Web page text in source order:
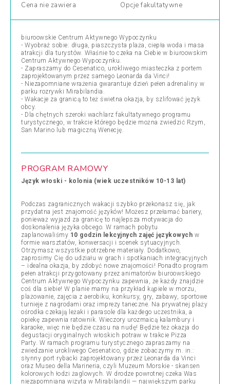
Cena nie zawiera Opcje fakultatywne
biuroowskie Centrum Aktywnego Wypoczynku
- Wyobraź sobie: długa, piaszczysta plaża, ciepła woda i masa
atrakcji dla turystów. Właśnie to czeka na Ciebie w biuroowskim
Centrum Aktywnego Wypoczynku.
- Zapraszamy do Cesenatico, urokliwego miasteczka z portem
zaprojektowanym przez samego Leonarda da Vinci!
- Niezapomniane wrażenia gwarantuje dzień pełen adrenaliny w
parku rozrywki Mirabilandia.
- Wakacje za granicą to też świetna okazja, by szlifować język
obcy.
- Dla chętnych szeroki wachlarz fakultatywnego programu
turystycznego, w trakcie którego będzie można zwiedzić Rzym,
San Marino lub magiczną Wenecję.
PROGRAM RAMOWY
Język włoski - kolonia (wiek uczestników 10-13 lat)
Podczas zagranicznych wakacji szybko przekonasz się, jak
przydatna jest znajomość języków! Możesz przełamać bariery,
ponieważ wyjazd za granicę to najlepsza motywacja do
doskonalenia języka obcego. W ramach pobytu
zaplanowaliśmy 10 godzin lekcyjnych zajęć językowych w
formie warsztatów, konwersacji i scenek sytuacyjnych.
Otrzymasz wszystkie potrzebne materiały. Dodatkowo,
zaprosimy Cię do udziału w grach i spotkaniach integracyjnych
– idealna okazja, by zdobyć nowe znajomości! Ponadto program
pełen atrakcji przygotowany przez animatorów biuroowskiego
Centrum Aktywnego Wypoczynku zapewnia, że każdy znajdzie
coś dla siebie! W planie mamy na przykład kąpiele w morzu,
plażowanie, zajęcia z aerobiku, konkursy, gry, zabawy, sportowe
turnieje z nagrodami oraz imprezy taneczne. Na prywatnej plaży
ośrodka czekają leżaki i parasole dla każdego uczestnika, a
opiekę zapewnia ratownik. Wieczory urozmaicą kalambury i
karaoke, więc nie będzie czasu na nudę! Będzie też okazja do
degustacji oryginalnych włoskich potraw w trakcie Pizza
Party. W ramach programu turystycznego zapraszamy na
zwiedzanie urokliwego Cesenatico, gdzie zobaczymy m. in.:
słynny port rybacki zaprojektowany przez Leonarda da Vinci
oraz Museo della Marineria, czyli Muzeum Morskie - skansen
kolorowych łodzi żaglowych. W drodze powrotnej czeka Was
niezapomniana wizyta w Mirabilandii — największym parku